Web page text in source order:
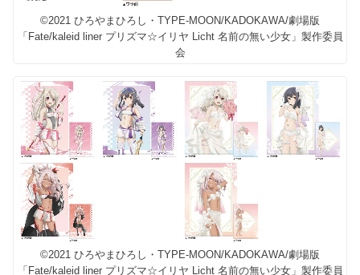
©2021 ひろやまひろし・TYPE-MOON/KADOKAWA/劇場版
「Fate/kaleid liner プリズマ☆イリヤ Licht 名前の無い少女」製作委員
会
©2021 ひろやまひろし・TYPE-MOON/KADOKAWA/劇場版
「Fate/kaleid liner プリズマ☆イリヤ Licht 名前の無い少女」製作委員